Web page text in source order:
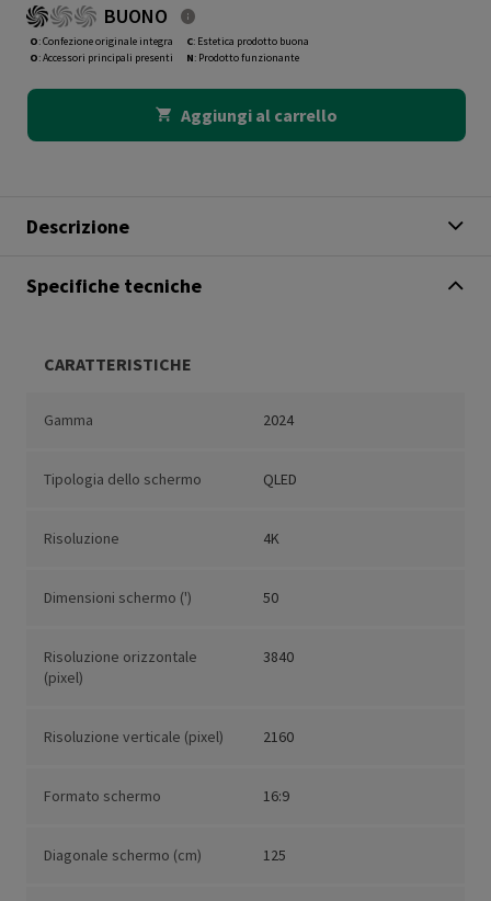
BUONO
O: Confezione originale integra
O: Accessori principali presenti
C: Estetica prodotto buona
N: Prodotto funzionante
Aggiungi al carrello
Descrizione
Specifiche tecniche
CARATTERISTICHE
Gamma 2024
Tipologia dello schermo QLED
Risoluzione 4K
Dimensioni schermo (') 50
Risoluzione orizzontale
(pixel)
3840
Risoluzione verticale (pixel) 2160
Formato schermo 16:9
Diagonale schermo (cm) 125